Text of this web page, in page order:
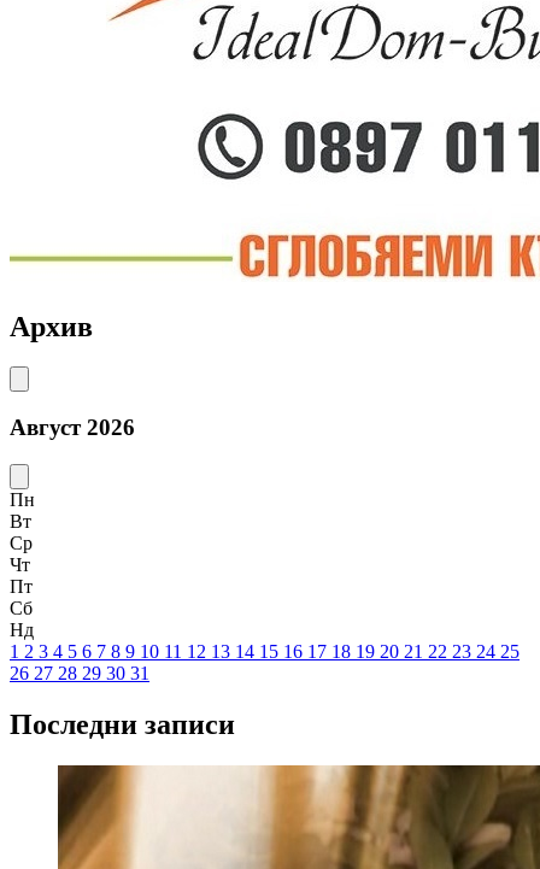
Архив
Август 2026
Пн
Вт
Ср
Чт
Пт
Сб
Нд
1 2 3 4 5 6 7 8 9 10 11 12 13 14 15 16 17 18 19 20 21 22 23 24 25
26 27 28 29 30 31
Последни записи